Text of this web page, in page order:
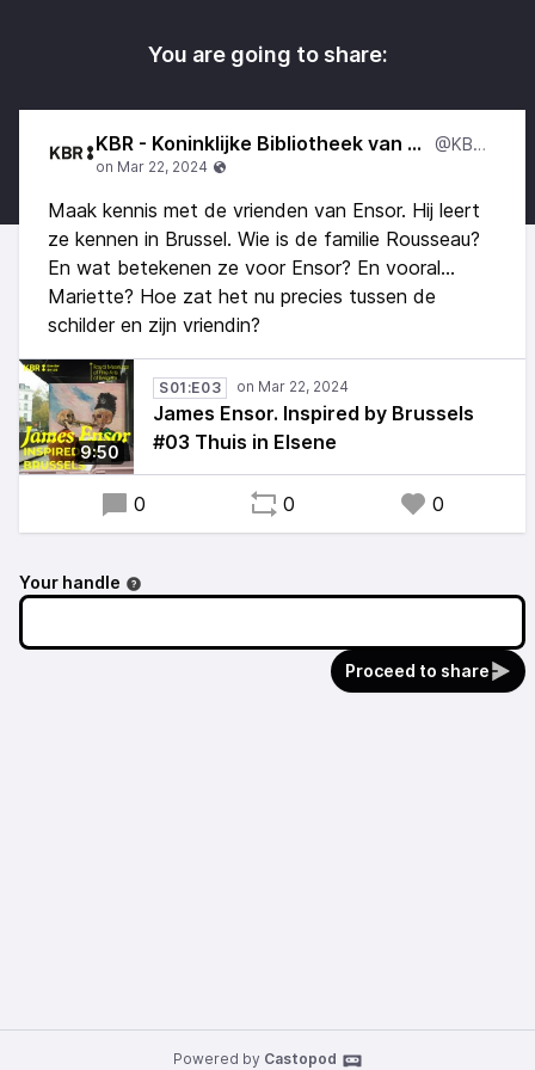
You are going to share:
KBR - Koninklijke Bibliotheek van België @KBRNL
Maak kennis met de vrienden van Ensor. Hij leert
ze kennen in Brussel. Wie is de familie Rousseau?
En wat betekenen ze voor Ensor? En vooral...
Mariette? Hoe zat het nu precies tussen de
schilder en zijn vriendin?
9:50
S01:E03
James Ensor. Inspired by Brussels
#03 Thuis in Elsene
0 0 0
Your handle
Proceed to share
Powered by Castopod